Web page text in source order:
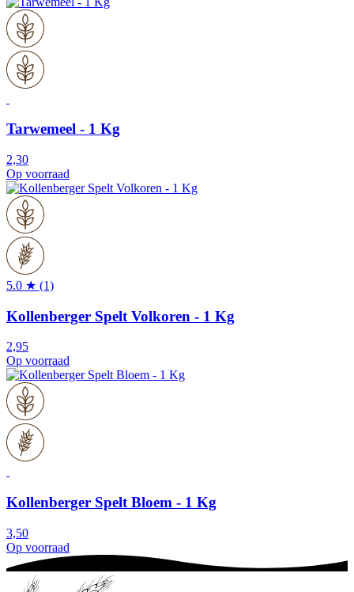
Tarwemeel - 1 Kg
2,30
Op voorraad
5.0 ★ (1)
Kollenberger Spelt Volkoren - 1 Kg
2,95
Op voorraad
Kollenberger Spelt Bloem - 1 Kg
3,50
Op voorraad